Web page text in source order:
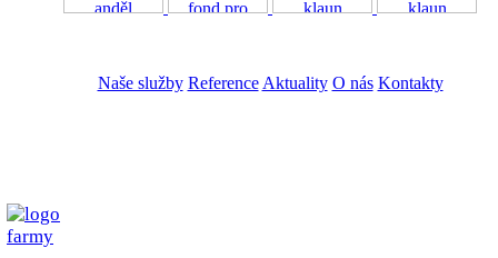
Naše služby Reference Aktuality O nás Kontakty